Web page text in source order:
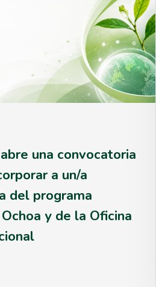
una convocatoria
a un/a
del programa
y de la Oficina